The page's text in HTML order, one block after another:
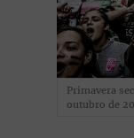
Primavera
outubro de